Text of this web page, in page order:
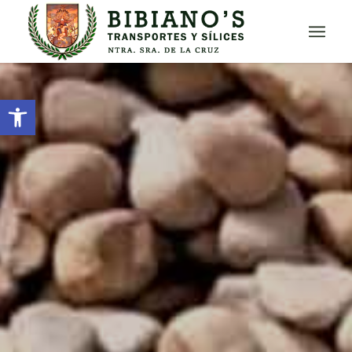
Abrir barra de herramientas